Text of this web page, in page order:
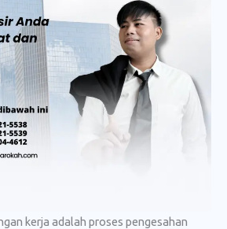
kerja adalah proses pengesahan